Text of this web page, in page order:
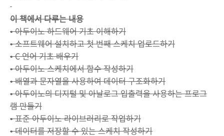
이 책에서 다루는 내용
• 아두이노 하드웨어 기초 이해하기
• 소프트웨어 설치하고 첫 번째 스케치 업로드하기
• C 언어 기초 배우기
• 아두이노 스케치에서 함수 작성하기
• 배열과 문자열을 사용하여 데이터 구조화하기
• 아두이노의 디지털 및 아날로그 입출력을 사용하는 프로그
램 만들기
• 표준 아두이노 라이브러리로 작업하기
• 데이터를 저장할 수 있는 스케치 작성하기